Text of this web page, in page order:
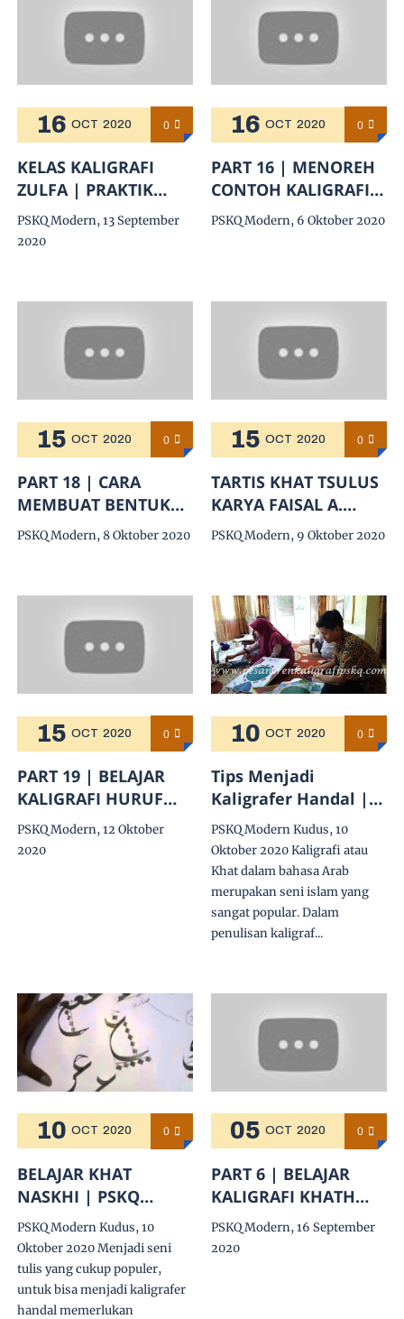
16 OCT 2020 0
KELAS KALIGRAFI
ZULFA | PRAKTIK
BELAJAR KHAT
DIWANI UNTUK
PSKQ Modern, 13 September
2020
16 OCT 2020 0
PART 16 | MENOREH
CONTOH KALIGRAFI
KHATH NASKHI QS.
AL BAQARAH AYAT:
PSKQ Modern, 6 Oktober 2020
15 OCT 2020 0
PART 18 | CARA
MEMBUAT BENTUK
SAKAL TANDA BACA
KHATH NASKHI
PSKQ Modern, 8 Oktober 2020
15 OCT 2020 0
TARTIS KHAT TSULUS
KARYA FAISAL A.
(SANTRI PSKQ
KUDUS) BERSAMA
ASSIRY
PSKQ Modern, 9 Oktober 2020
15 OCT 2020 0
PART 19 | BELAJAR
KALIGRAFI HURUF
JIM, HA', KHA'
sambung sd NUN |
PSKQ Modern, 12 Oktober
2020
10 OCT 2020 0
Tips Menjadi
Kaligrafer Handal |
PSKQ Modern Kudus
PSKQ Modern Kudus, 10
Oktober 2020 Kaligrafi atau
Khat dalam bahasa Arab
merupakan seni islam yang
sangat popular. Dalam
penulisan kaligraf...
10 OCT 2020 0
BELAJAR KHAT
NASKHI | PSKQ
MODERN KUDUS
PSKQ Modern Kudus, 10
Oktober 2020 Menjadi seni
tulis yang cukup populer,
untuk bisa menjadi kaligrafer
handal memerlukan
05 OCT 2020 0
PART 6 | BELAJAR
KALIGRAFI KHATH
NASKHI HURUF
FA',QAF SAMBUNG
PSKQ Modern, 16 September
2020